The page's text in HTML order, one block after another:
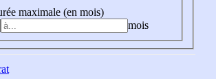
maximale (en mois)
mois